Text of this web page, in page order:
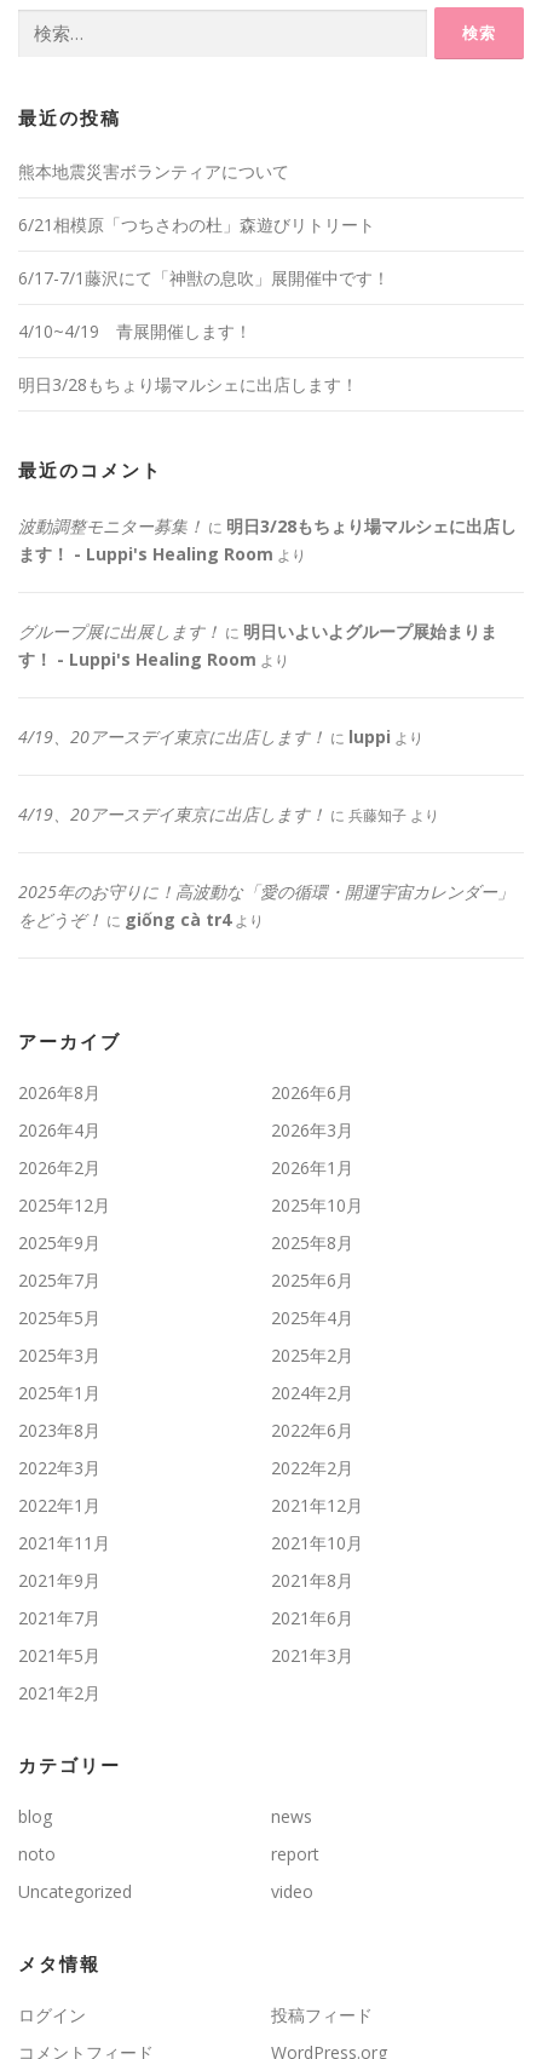
索:
最近の投稿
熊本地震災害ボランティアについて
6/21相模原「つちさわの杜」森遊びリトリート
6/17-7/1藤沢にて「神獣の息吹」展開催中です！
4/10~4/19 青展開催します！
明日3/28もちょり場マルシェに出店します！
最近のコメント
波動調整モニター募集！ に 明日3/28もちょり場マルシェに出店し
ます！ - Luppi's Healing Room より
グループ展に出展します！ に 明日いよいよグループ展始まりま
す！ - Luppi's Healing Room より
4/19、20アースデイ東京に出店します！ に luppi より
4/19、20アースデイ東京に出店します！ に 兵藤知子 より
2025年のお守りに！高波動な「愛の循環・開運宇宙カレンダー」
をどうぞ！ に giống cà tr4より
アーカイブ
2026年8月
2026年6月
2026年4月
2026年3月
2026年2月
2026年1月
2025年12月
2025年10月
2025年9月
2025年8月
2025年7月
2025年6月
2025年5月
2025年4月
2025年3月
2025年2月
2025年1月
2024年2月
2023年8月
2022年6月
2022年3月
2022年2月
2022年1月
2021年12月
2021年11月
2021年10月
2021年9月
2021年8月
2021年7月
2021年6月
2021年5月
2021年3月
2021年2月
カテゴリー
blog
news
noto
report
Uncategorized
video
メタ情報
ログイン
投稿フィード
コメントフィード
WordPress.org